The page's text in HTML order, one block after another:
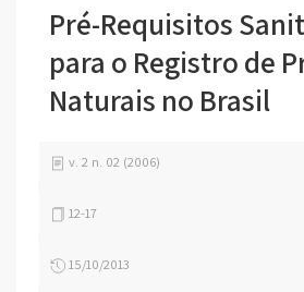
Pré-Requisitos
para o Registro de
Naturais no Brasil
v. 2 n. 02 (2006)
12-17
15/10/2013